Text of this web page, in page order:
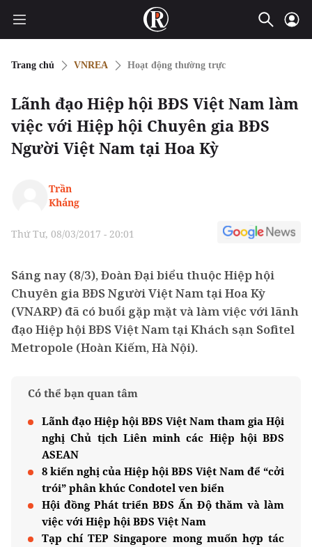
Trang chủ VNREA Hoạt động thường trực
Lãnh đạo Hiệp hội BĐS Việt Nam làm
việc với Hiệp hội Chuyên gia BĐS
Người Việt Nam tại Hoa Kỳ
Trần
Kháng
Thứ Tư, 08/03/2017 - 20:01
Sáng nay (8/3), Đoàn Đại biểu thuộc Hiệp hội
Chuyên gia BĐS Người Việt Nam tại Hoa Kỳ
(VNARP) đã có buổi gặp mặt và làm việc với lãnh
đạo Hiệp hội BĐS Việt Nam tại Khách sạn Sofitel
Metropole (Hoàn Kiếm, Hà Nội).
Có thể bạn quan tâm
Lãnh đạo Hiệp hội BĐS Việt Nam tham gia Hội
nghị Chủ tịch Liên minh các Hiệp hội BĐS
ASEAN
8 kiến nghị của Hiệp hội BĐS Việt Nam để “cởi
trói” phân khúc Condotel ven biển
Hội đồng Phát triển BĐS Ấn Độ thăm và làm
việc với Hiệp hội BĐS Việt Nam
Tạp chí TEP Singapore mong muốn hợp tác